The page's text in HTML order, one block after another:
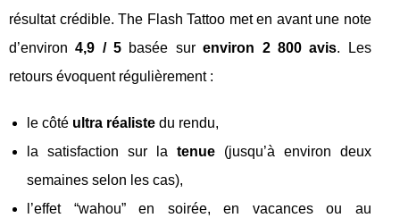
résultat crédible. The Flash Tattoo met en avant une note
d’environ4,9 / 5 basée surenviron 2 800 avis. Les
retours évoquent régulièrement :
le côté ultra réaliste du rendu,
la satisfaction sur la tenue(jusqu’à environ deux
semaines selon les cas),
l’effet “wahou” en soirée, en vacances ou au